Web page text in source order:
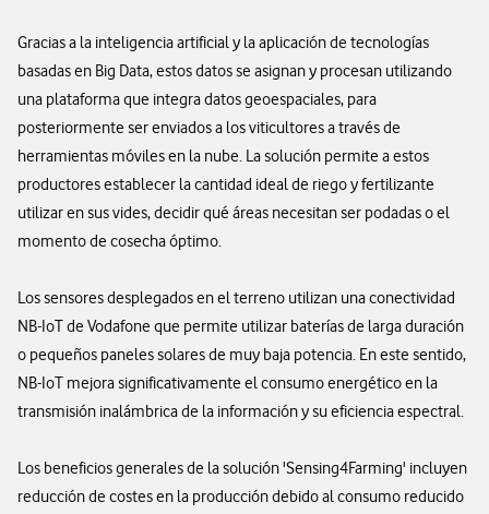
Gracias a la inteligencia artificial y la aplicación de tecnologías
basadas en Big Data, estos datos se asignan y procesan utilizando
una plataforma que integra datos geoespaciales, para
posteriormente ser enviados a los viticultores a través de
herramientas móviles en la nube. La solución permite a estos
productores establecer la cantidad ideal de riego y fertilizante
utilizar en sus vides, decidir qué áreas necesitan ser podadas o el
momento de cosecha óptimo.
Los sensores desplegados en el terreno utilizan una conectividad
NB-IoT de Vodafone que permite utilizar baterías de larga duración
o pequeños paneles solares de muy baja potencia. En este sentido,
NB-IoT mejora significativamente el consumo energético en la
transmisión inalámbrica de la información y su eficiencia espectral.
Los beneficios generales de la solución 'Sensing4Farming' incluyen
reducción de costes en la producción debido al consumo reducido